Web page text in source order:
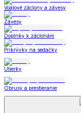
Voálové záclony a závesy
Závesy
Doplnky k záclonám
Prikrývky na sedačky
Utierky
Obrusy a prestieranie